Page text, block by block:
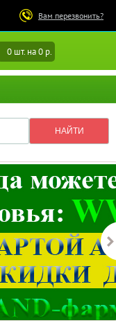
Вам перезвонить?
0 шт. на 0 р.